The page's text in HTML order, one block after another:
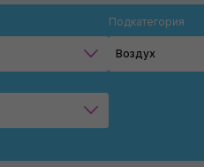
Подкатегория
Воздух